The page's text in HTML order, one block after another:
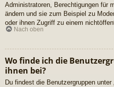
Administratoren, Berechtigungen für
ändern und sie zum Beispiel zu
oder ihnen Zugriff zu einem
Nach oben
Wo finde ich die
ihnen bei?
Du findest die Benutzergruppen unter